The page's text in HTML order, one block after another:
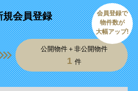
規会員登録
公開物件＋非公開物件
1 件
会員登録で
物件数が
大幅アップ!